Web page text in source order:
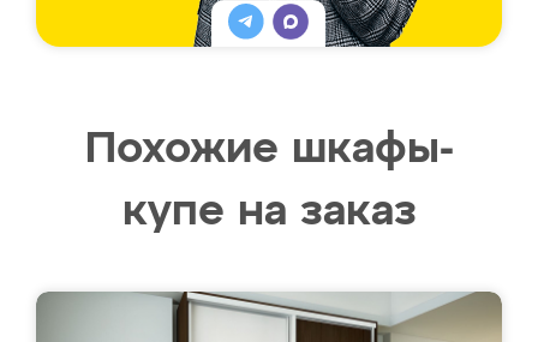
Похожие шкафы-
купе на заказ